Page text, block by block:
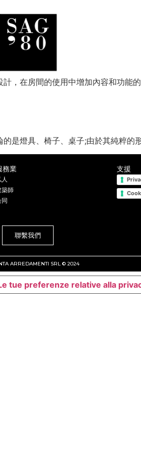
，在房間的使用中增加內容和功能
是燈具、椅子、桌子;由於其純粹的
務業
築師
同
支援
聯繫我們
ARREDAMENTI SRL © 2024
tue preferenze relative alla